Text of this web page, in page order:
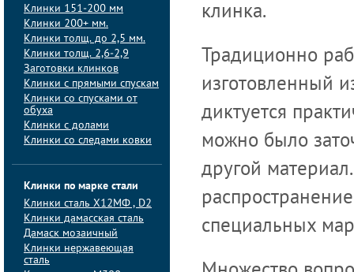
Клинки 151-200 мм
Клинки 200+ мм.
Клинки толщ. до 2,5 мм.
Клинки толщ. 2,6-2,9
Заготовки клинков
Клинки с прямыми спускам
Клинки со спусками от
обуха
Клинки с долами
Клинки со следами ковки
Клинки по марке стали
Клинки сталь Х12МФ , D2
Клинки дамасская сталь
Дамаск мозаичный
Клинки нержавеющая
сталь
клинка.
Традиционно
изготовленный
диктуется
можно было
другой
специальных